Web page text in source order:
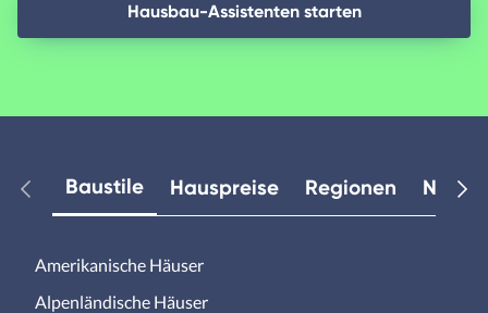
Hausbau-Assistenten starten
Baustile Hauspreise Regionen
Amerikanische Häuser
Alpenländische Häuser